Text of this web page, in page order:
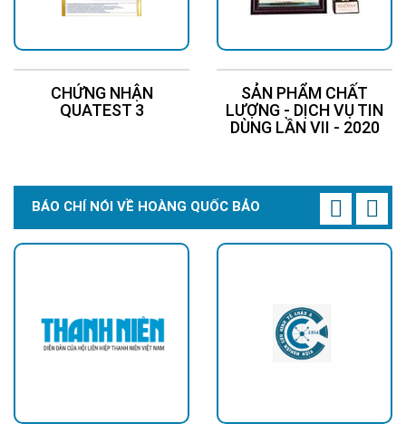
CHỨNG NHẬN
QUATEST 3
SẢN PHẨM CHẤT
LƯỢNG - DỊCH VỤ TIN
DÙNG LẦN VII - 2020
BÁO CHÍ NÓI VỀ HOÀNG QUỐC BẢO